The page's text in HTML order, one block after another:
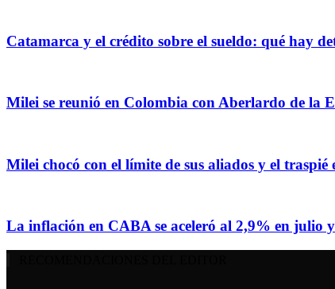
Catamarca y el crédito sobre el sueldo: qué hay
Milei se reunió en Colombia con Aberlardo de la
Milei chocó con el límite de sus aliados y el
La inflación en CABA se aceleró al 2,9% en julio